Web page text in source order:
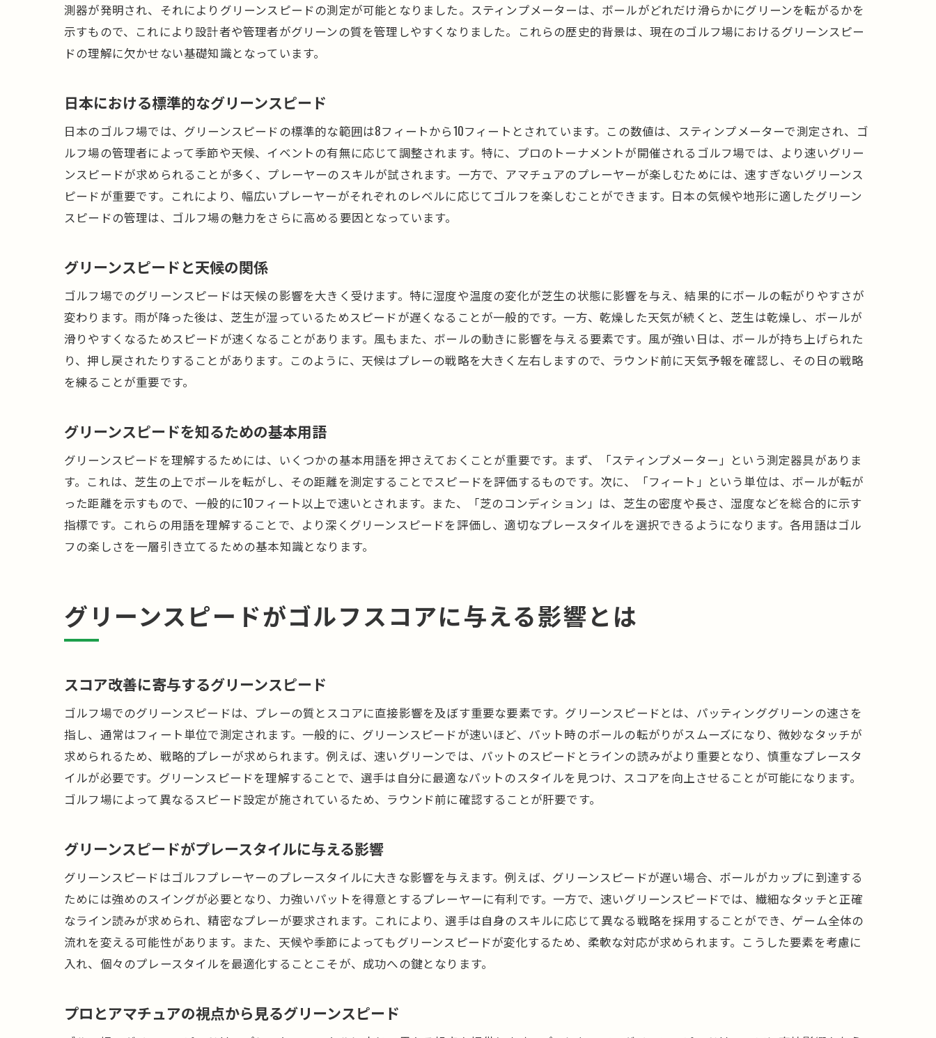
グリーンスピードに応じたスイング調整
柔軟な戦略の立て方
初心者におすすめの練習方法
グリーンスピードの基礎知識を深める
初心者が陥りやすいミスとその回避法
初心者が理解すべきグリーンスピードの影響
グリーンスピードに応じたパッティング技術
プロの切り替え術
グリーンスピードを最大限に活かすための心得
ゴルフ場ごとに異なるグリーンスピードの特性を理解する
地域ごとのグリーンスピードの特徴
季節によるグリーンスピードの変動
グリーンの芝の種類とその影響
特定のゴルフ場でのプレー体験を最大化する方法
環境がゴルフ場のグリーンスピードに与える影響
事前準備としてのグリーンスピードチェック
知識を活用してプレーを向上させる
次回のラウンドに向けた具体的アクションプラン
測器が発明され、それによりグリーンスピードの測定が可能となりました。スティンプメーターは、ボールがどれだけ滑らかにグリーンを転がるかを
示すもので、これにより設計者や管理者がグリーンの質を管理しやすくなりました。これらの歴史的背景は、現在のゴルフ場におけるグリーンスピー
ドの理解に欠かせない基礎知識となっています。
日本における標準的なグリーンスピード
日本のゴルフ場では、グリーンスピードの標準的な範囲は8フィートから10フィートとされています。この数値は、スティンプメーターで測定され、ゴ
ルフ場の管理者によって季節や天候、イベントの有無に応じて調整されます。特に、プロのトーナメントが開催されるゴルフ場では、より速いグリー
ンスピードが求められることが多く、プレーヤーのスキルが試されます。一方で、アマチュアのプレーヤーが楽しむためには、速すぎないグリーンス
ピードが重要です。これにより、幅広いプレーヤーがそれぞれのレベルに応じてゴルフを楽しむことができます。日本の気候や地形に適したグリーン
スピードの管理は、ゴルフ場の魅力をさらに高める要因となっています。
グリーンスピードと天候の関係
ゴルフ場でのグリーンスピードは天候の影響を大きく受けます。特に湿度や温度の変化が芝生の状態に影響を与え、結果的にボールの転がりやすさが
変わります。雨が降った後は、芝生が湿っているためスピードが遅くなることが一般的です。一方、乾燥した天気が続くと、芝生は乾燥し、ボールが
滑りやすくなるためスピードが速くなることがあります。風もまた、ボールの動きに影響を与える要素です。風が強い日は、ボールが持ち上げられた
り、押し戻されたりすることがあります。このように、天候はプレーの戦略を大きく左右しますので、ラウンド前に天気予報を確認し、その日の戦略
を練ることが重要です。
グリーンスピードを知るための基本用語
グリーンスピードを理解するためには、いくつかの基本用語を押さえておくことが重要です。まず、「スティンプメーター」という測定器具がありま
す。これは、芝生の上でボールを転がし、その距離を測定することでスピードを評価するものです。次に、「フィート」という単位は、ボールが転が
った距離を示すもので、一般的に10フィート以上で速いとされます。また、「芝のコンディション」は、芝生の密度や長さ、湿度などを総合的に示す
指標です。これらの用語を理解することで、より深くグリーンスピードを評価し、適切なプレースタイルを選択できるようになります。各用語はゴル
フの楽しさを一層引き立てるための基本知識となります。
グリーンスピードがゴルフスコアに与える影響とは
スコア改善に寄与するグリーンスピード
ゴルフ場でのグリーンスピードは、プレーの質とスコアに直接影響を及ぼす重要な要素です。グリーンスピードとは、パッティンググリーンの速さを
指し、通常はフィート単位で測定されます。一般的に、グリーンスピードが速いほど、パット時のボールの転がりがスムーズになり、微妙なタッチが
求められるため、戦略的プレーが求められます。例えば、速いグリーンでは、パットのスピードとラインの読みがより重要となり、慎重なプレースタ
イルが必要です。グリーンスピードを理解することで、選手は自分に最適なパットのスタイルを見つけ、スコアを向上させることが可能になります。
ゴルフ場によって異なるスピード設定が施されているため、ラウンド前に確認することが肝要です。
グリーンスピードがプレースタイルに与える影響
グリーンスピードはゴルフプレーヤーのプレースタイルに大きな影響を与えます。例えば、グリーンスピードが遅い場合、ボールがカップに到達する
ためには強めのスイングが必要となり、力強いパットを得意とするプレーヤーに有利です。一方で、速いグリーンスピードでは、繊細なタッチと正確
なライン読みが求められ、精密なプレーが要求されます。これにより、選手は自身のスキルに応じて異なる戦略を採用することができ、ゲーム全体の
流れを変える可能性があります。また、天候や季節によってもグリーンスピードが変化するため、柔軟な対応が求められます。こうした要素を考慮に
入れ、個々のプレースタイルを最適化することこそが、成功への鍵となります。
プロとアマチュアの視点から見るグリーンスピード